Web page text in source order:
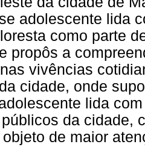
adolescente lida
como parte
propôs a
vivências
cidade, onde
lida
da cidade,
de maior